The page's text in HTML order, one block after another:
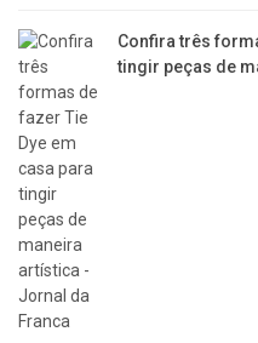
Confira três
tingir peças de